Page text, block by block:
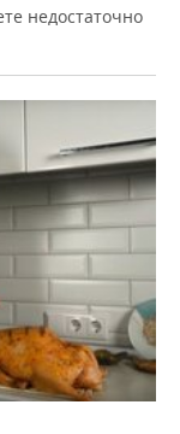
недостаточно